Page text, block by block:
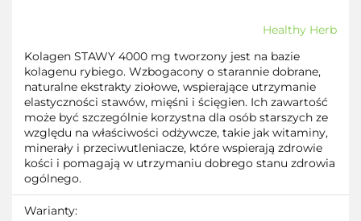
Healthy Herb
Kolagen STAWY 4000 mg tworzony jest na bazie
kolagenu rybiego. Wzbogacony o starannie dobrane,
naturalne ekstrakty ziołowe, wspierające utrzymanie
elastyczności stawów, mięśni i ścięgien. Ich zawartość
może być szczególnie korzystna dla osób starszych ze
względu na właściwości odżywcze, takie jak witaminy,
minerały i przeciwutleniacze, które wspierają zdrowie
kości i pomagają w utrzymaniu dobrego stanu zdrowia
ogólnego.
Warianty: